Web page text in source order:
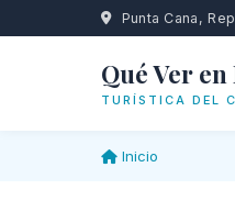
Punta Cana,
Qué Ver
TURÍSTICA DEL
Inicio